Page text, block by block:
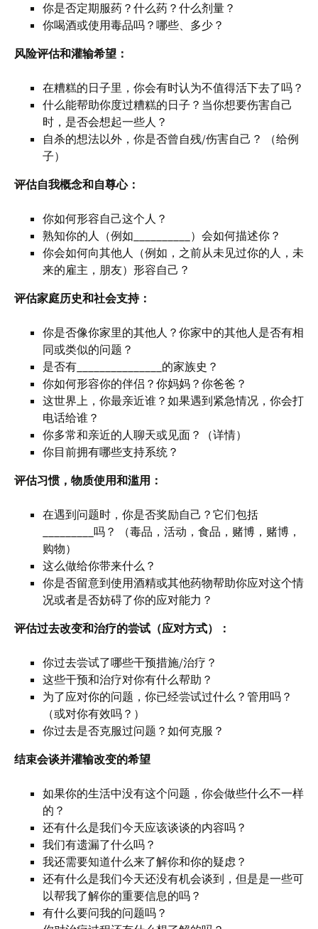
你是否定期服药？什么药？什么剂量？
你喝酒或使用毒品吗？哪些、多少？
风险评估和灌输希望：
在糟糕的日子里，你会有时认为不值得活下去了吗？
什么能帮助你度过糟糕的日子？当你想要伤害自己
时，是否会想起一些人？
自杀的想法以外，你是否曾自残/伤害自己？ （给例
子）
评估自我概念和自尊心：
你如何形容自己这个人？
熟知你的人（例如__________）会如何描述你？
你会如何向其他人（例如，之前从未见过你的人，未
来的雇主，朋友）形容自己？
评估家庭历史和社会支持：
你是否像你家里的其他人？你家中的其他人是否有相
同或类似的问题？
是否有_______________的家族史？
你如何形容你的伴侣？你妈妈？你爸爸？
这世界上，你最亲近谁？如果遇到紧急情况，你会打
电话给谁？
你多常和亲近的人聊天或见面？（详情）
你目前拥有哪些支持系统？
评估习惯，物质使用和滥用：
在遇到问题时，你是否奖励自己？它们包括
_________吗？ （毒品，活动，食品，赌博，赌博，
购物）
这么做给你带来什么？
你是否留意到使用酒精或其他药物帮助你应对这个情
况或者是否妨碍了你的应对能力？
评估过去改变和治疗的尝试（应对方式）：
你过去尝试了哪些干预措施/治疗？
这些干预和治疗对你有什么帮助？
为了应对你的问题，你已经尝试过什么？管用吗？
（或对你有效吗？）
你过去是否克服过问题？如何克服？
结束会谈并灌输改变的希望
如果你的生活中没有这个问题，你会做些什么不一样
的？
还有什么是我们今天应该谈谈的内容吗？
我们有遗漏了什么吗？
我还需要知道什么来了解你和你的疑虑？
还有什么是我们今天还没有机会谈到，但是是一些可
以帮我了解你的重要信息的吗？
有什么要问我的问题吗？